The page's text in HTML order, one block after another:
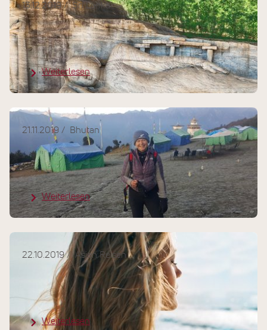
Sri Lanka
13.12.2019
Weltreligion Buddhismus – Sri
Lanka
Weiterlesen
Bhutan
21.11.2019
Individuelle Rundreise durch
Bhutan
Weiterlesen
Asien Reisen
22.10.2019
NEUE WEGE Online Katalog - zum
Blättern und Stöbern
Weiterlesen